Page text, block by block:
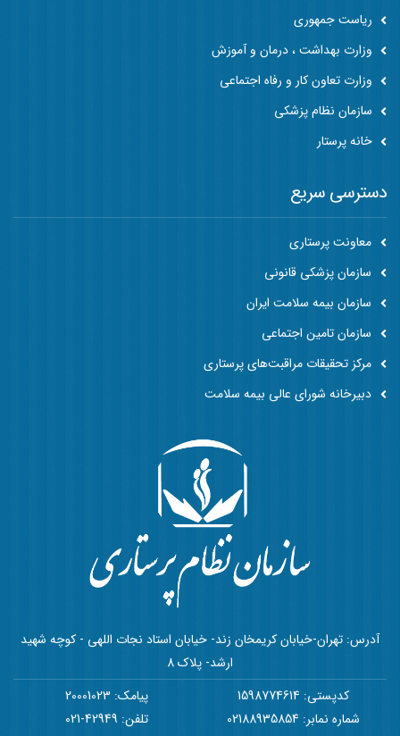
ریاست جمهوری
وزارت بهداشت ، درمان و آموزش
وزارت تعاون کار و رفاه اجتماعی
سازمان نظام پزشکی
خانه پرستار
آدرس: تهران-خیابان کریمخان زند- خیابان استاد نجات اللهی - کوچه شهید
ارشد- پلاک 8
کدپستی: 1598774614
پیامک: 20001023
شماره نمابر: 02188935854
تلفن: 42949-021
دسترسی سریع
معاونت پرستاری
سازمان پزشکی قانونی
سازمان بیمه سلامت ایران
سازمان تامین اجتماعی
مرکز تحقیقات مراقبت‌های پرستاری
دبیرخانه شورای عالی بیمه سلامت